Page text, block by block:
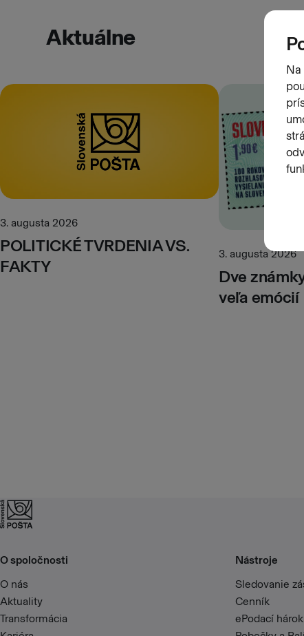
Aktuálne
3. augusta 2026
POLITICKÉ TVRDENIA VS.
FAKTY
3. augusta 2026
Dve
veľa emócií
O spoločnosti
O nás
Aktuality
Transformácia
Nástroje
Sledovanie
Cenník
ePodací hárok